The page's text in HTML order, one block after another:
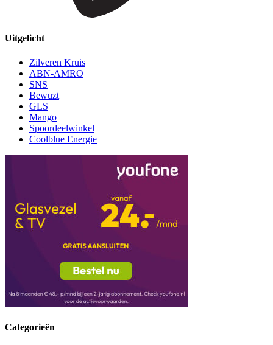
Uitgelicht
Zilveren Kruis
ABN-AMRO
SNS
Bewuzt
GLS
Mango
Spoordeelwinkel
Coolblue Energie
Categorieën